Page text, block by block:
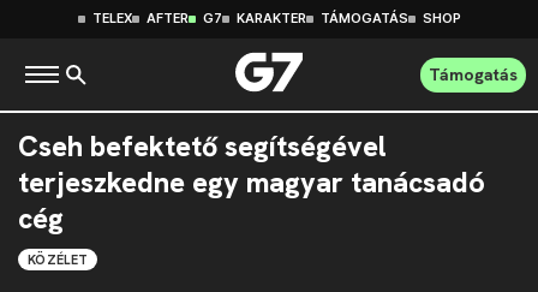
TELEX AFTER G7 KARAKTER TÁMOGATÁS SHOP
Támogatás
Cseh befektető segítségével
terjeszkedne egy magyar tanácsadó
cég
KÖZÉLET